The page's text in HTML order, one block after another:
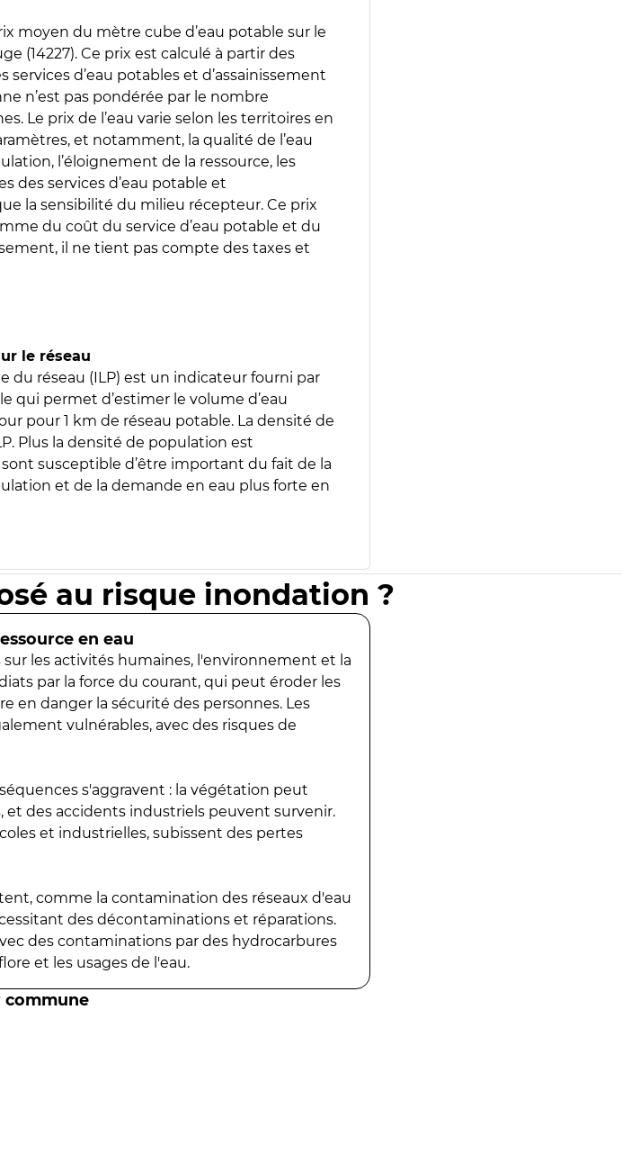
moyen du mètre cube d’eau potable sur le
(14227). Ce prix est calculé à partir des
services d’eau potables et d’assainissement
n’est pas pondérée par le nombre
Le prix de l’eau varie selon les territoires en
et notamment, la qualité de l’eau
l’éloignement de la ressource, les
des services d’eau potable et
la sensibilité du milieu récepteur. Ce prix
du coût du service d’eau potable et du
il ne tient pas compte des taxes et
le réseau
du réseau (ILP) est un indicateur fourni par
qui permet d’estimer le volume d’eau
pour 1 km de réseau potable. La densité de
Plus la densité de population est
susceptible d’être important du fait de la
et de la demande en eau plus forte en
au risque inondation ?
en eau
les activités humaines, l'environnement et la
par la force du courant, qui peut éroder les
en danger la sécurité des personnes. Les
vulnérables, avec des risques de
s'aggravent : la végétation peut
des accidents industriels peuvent survenir.
et industrielles, subissent des pertes
comme la contamination des réseaux d'eau
des décontaminations et réparations.
des contaminations par des hydrocarbures
et les usages de l'eau.
commune